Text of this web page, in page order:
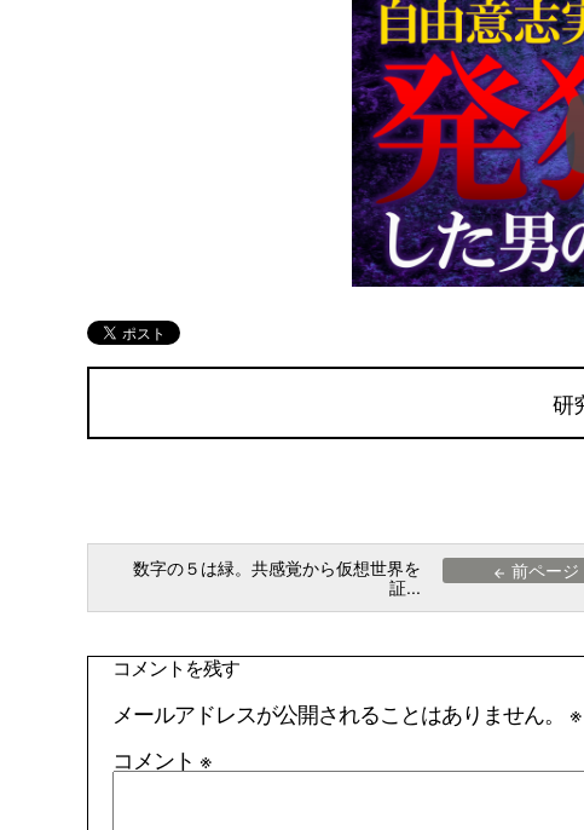
研
数字の５は緑。共感覚から仮想世界を
証...
arrow_back 前ページ
コメントを残す
メールアドレスが公開されることはありません。 ※
コメント ※